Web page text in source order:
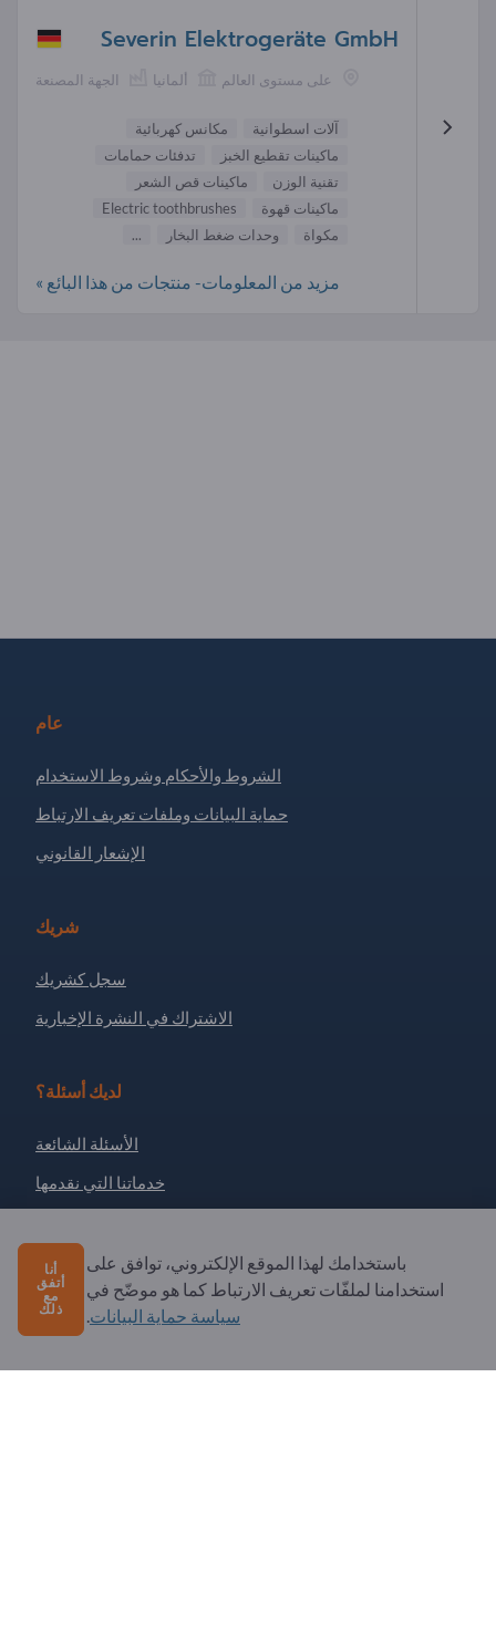
Severin Elektrogeräte GmbH
الجهة المصنعة ألمانيا على مستوى العالم
آلات اسطوانية
مكانس كهربائية
ماكينات تقطيع الخبز
تدفئات حمامات
تقنية الوزن
ماكينات قص الشعر
ماكينات قهوة
Electric toothbrushes
مكواة
وحدات ضغط البخار ...
مزيد من المعلومات- منتجات من هذا البائع »
عام
الشروط والأحكام وشروط الاستخدام
حماية البيانات وملفات تعريف الارتباط
الإشعار القانوني
شريك
سجل كشريك
الاشتراك في النشرة الإخبارية
لديك أسئلة؟
الأسئلة الشائعة
خدماتنا التي نقدمها
رسالة إلى Exportpages
Exportpages International Network
Exportpages International GmbH
باستخدامك لهذا الموقع الإلكتروني، توافق على
استخدامنا لملفّات تعريف الارتباط كما هو موضّح في
سياسة حماية البيانات.
أنا
أتفق
مع
ذلك